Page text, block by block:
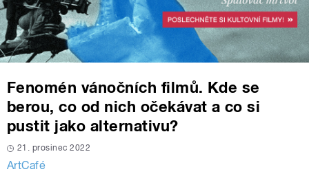
Fenomén vánočních filmů. Kde se
berou, co od nich očekávat a co si
pustit jako alternativu?
21. prosinec 2022
ArtCafé